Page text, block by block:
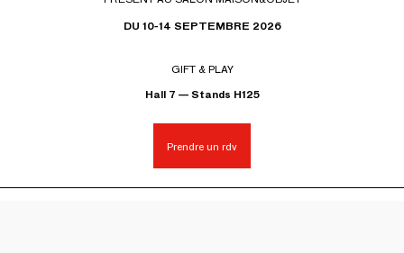
DU 10-14 SEPTEMBRE 2026
GIFT & PLAY
Hall 7 — Stands H125
Prendre un rdv